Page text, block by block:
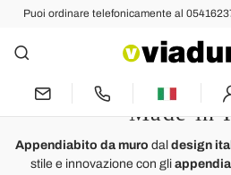
Puoi ordinare telefonicamente al
Appendiabiti da
Moderno e
Made in
Appendiabito da muro dal design
stile e innovazione con gli